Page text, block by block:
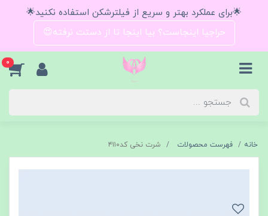
🌟برای عملکرد بهتر و سریع از فیلترشکن استفاده نکنید🌟
حراجیا اینجاست؟ بیا اینجا تا از دستت نرفته😍
0
خانه فهرست محصولات شرت نخی کد۴۱۱۰